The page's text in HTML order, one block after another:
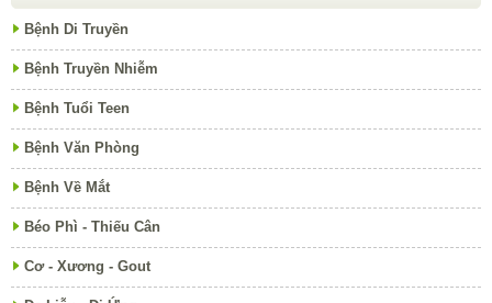
Bệnh Di Truyền
Bệnh Truyền Nhiễm
Bệnh Tuổi Teen
Bệnh Văn Phòng
Bệnh Về Mắt
Béo Phì - Thiếu Cân
Cơ - Xương - Gout